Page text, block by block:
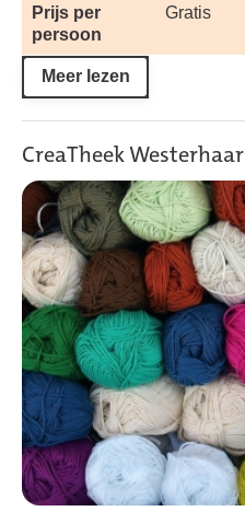
Prijs per
persoon
Gratis
Meer lezen
CreaTheek Westerhaar